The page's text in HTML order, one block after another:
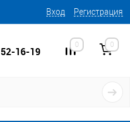
Вход Регистрация
16-19
0 0